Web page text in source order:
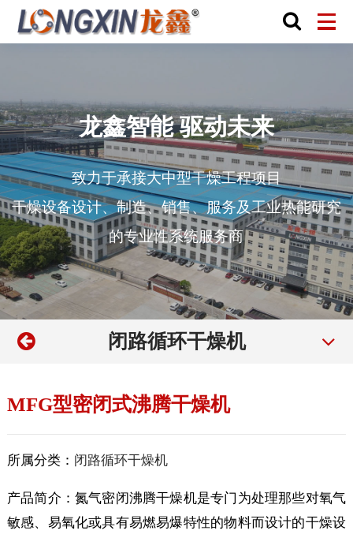
龙鑫智能 驱动未来
致力于承接大中型干燥工程项目
干燥设备设计、制造、销售、服务及工业热能研究
的专业性系统服务商
闭路循环干燥机
MFG型密闭式沸腾干燥机
所属分类： 闭路循环干燥机
产品简介：氮气密闭沸腾干燥机是专门为处理那些对氧气
敏感、易氧化或具有易燃易爆特性的物料而设计的干燥设